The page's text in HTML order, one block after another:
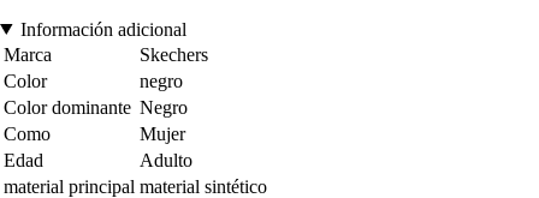
Información adicional
Marca
Skechers
Color
negro
Color dominante Negro
Como
Mujer
Edad
Adulto
material principal material sintético